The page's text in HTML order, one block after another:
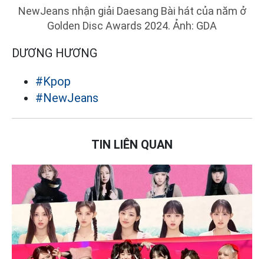
NewJeans nhận giải Daesang Bài hát của năm ở
Golden Disc Awards 2024. Ảnh: GDA
DƯƠNG HƯƠNG
#Kpop
#NewJeans
TIN LIÊN QUAN